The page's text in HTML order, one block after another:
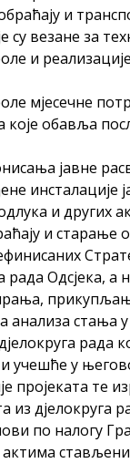
и
су везане за
и
мјесечне
обавља
јавне
инсталације
и других
и старање
рада Одсјека, а
анализа стања
рада
учешће у
пројеката те
из дјелокруга
по налогу
стављени